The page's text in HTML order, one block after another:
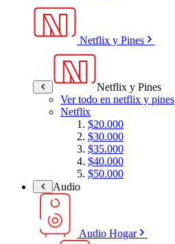
Netflix y Pines
Netflix y Pines
Ver todo en netflix y pines
Netflix
$20.000
$30.000
$35.000
$40.000
$50.000
Audio
Audio Hogar